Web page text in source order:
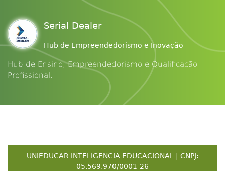
Serial Dealer
Hub de Empreendedorismo e Inovação
Hub de Ensino, Empreendedorismo e Qualificação
Profissional.
UNIEDUCAR INTELIGENCIA EDUCACIONAL | CNPJ:
05.569.970/0001-26